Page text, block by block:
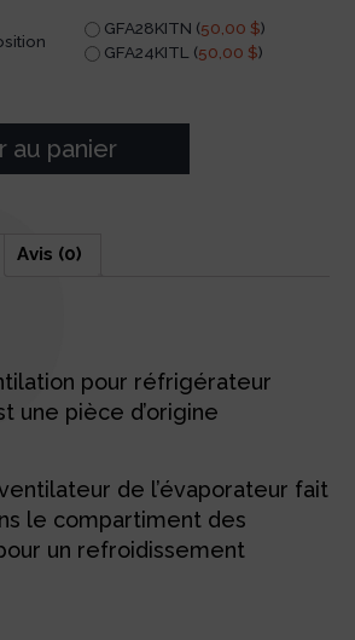
GFA28KITN (50,00 $)
GFA24KITL (50,00 $)
au panier
Avis (0)
pour réfrigérateur
une pièce d’origine
de l’évaporateur fait
le compartiment des
un refroidissement